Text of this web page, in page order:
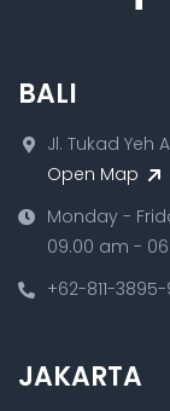
BALI
Jl. Tukad Yeh
Open Map
Monday -
09.00 am -
+62-811-
JAKARTA